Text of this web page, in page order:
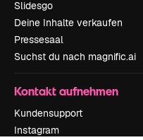
Slidesgo
Deine Inhalte verkaufen
Pressesaal
Suchst du nach magnific.ai
Kontakt aufnehmen
Kundensupport
Instagram